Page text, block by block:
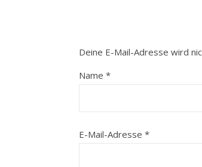
Deine E-Mail-Adresse wird
Name *
E-Mail-Adresse *